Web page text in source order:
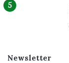
Newsletter